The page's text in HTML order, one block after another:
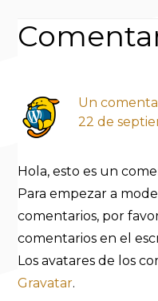
los
lectores
Un
22 de
Hola, esto es un
Para empezar a
comentarios, por
comentarios en el
Los avatares de los
Gravatar.